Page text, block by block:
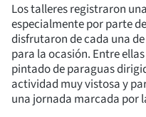
Los talleres registraron
especialmente por parte
disfrutaron de cada una
para la ocasión. Entre
pintado de paraguas
actividad muy vistosa y
una jornada marcada por